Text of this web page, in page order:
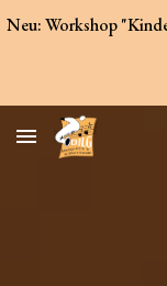
Skip to main content